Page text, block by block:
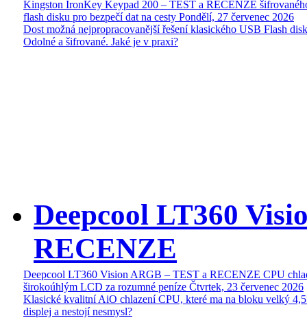
Kingston IronKey Keypad 200 – TEST a RECENZE
flash disku pro bezpečí dat na cesty Pondělí, 27 červenec 2026
Dost možná nejpropracovanější řešení klasického USB Flash
Odolné a šifrované. Jaké je v praxi?
Deepcool LT360
RECENZE
Deepcool LT360 Vision ARGB – TEST a RECENZE CPU
širokoúhlým LCD za rozumné peníze Čtvrtek, 23 červenec 2026
Klasické kvalitní AiO chlazení CPU, které ma na bloku velký
displej a nestojí nesmysl?